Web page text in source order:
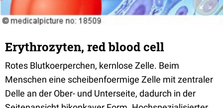
Erythrozyten, red blood cell
Rotes Blutkoerperchen, kernlose Zelle. Beim
Menschen eine scheibenfoermige Zelle mit zentraler
Delle an der Ober- und Unterseite, dadurch in der